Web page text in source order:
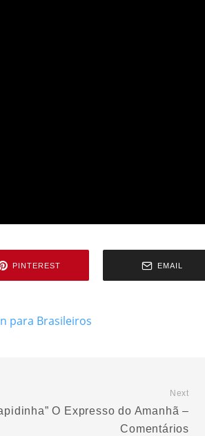
PINTEREST EMAIL
para Brasileiros
Next
O Expresso do Amanhã –
Comentários